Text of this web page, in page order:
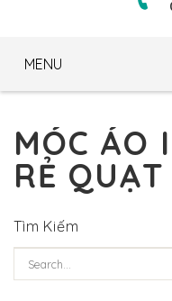
MENU
Giới Thiệu
Về Chúng Tôi
Tầm Nhìn – Sứ Mệnh
Sản Phẩm
Gương Bỉ Siêu Bền – TAV
Gương Thủy BALE
Tin Tức – Blog
Hệ Thống Khách Hàng
MÓC ÁO
RẺ
Tìm Kiếm